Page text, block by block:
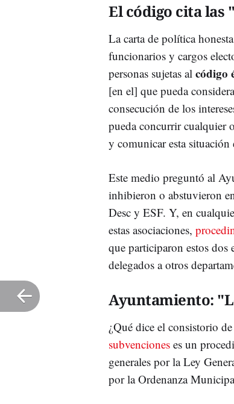
El código cita las
La carta de política
funcionarios y cargos
personas sujetas al código
[en el] que pueda
consecución de los
pueda concurrir cualquier
y comunicar esta
Este medio preguntó al
inhibieron o abstuvieron
Desc y ESF. Y, en
estas asociaciones,
que participaron estos
delegados a otros
Ayuntamiento:
¿Qué dice el consistorio
subvenciones es un
generales por la Ley
por la Ordenanza